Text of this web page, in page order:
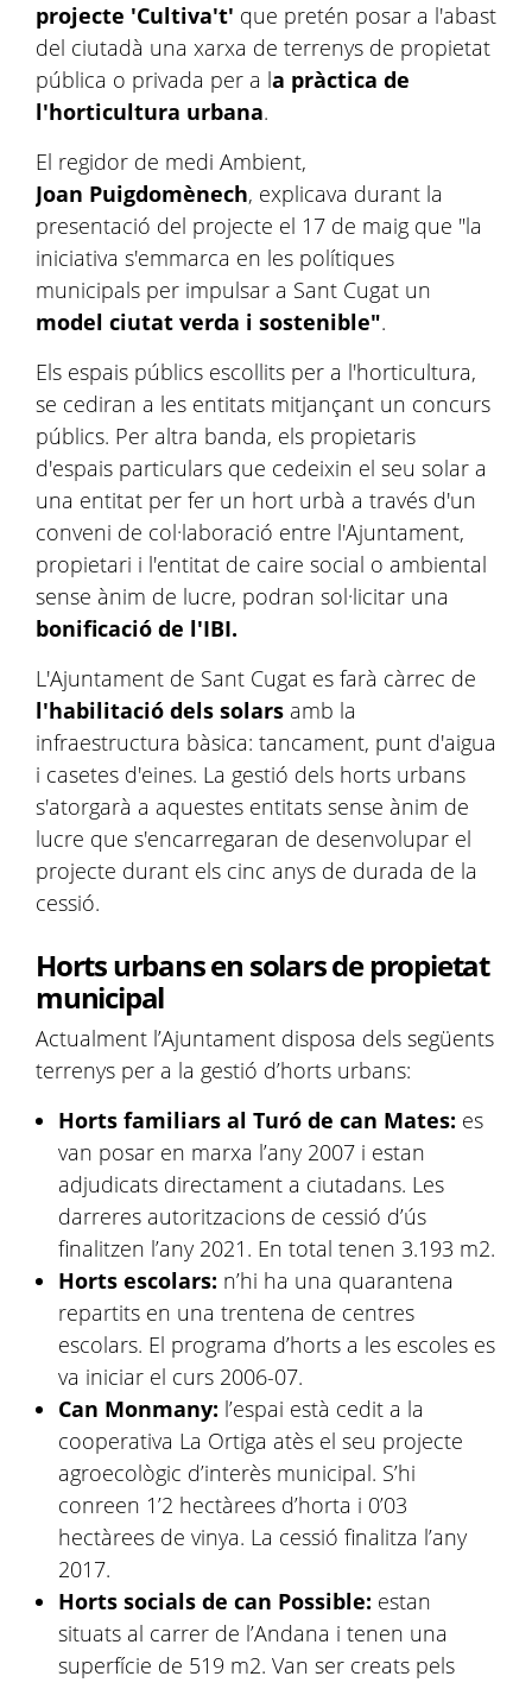
projecte 'Cultiva't' que pretén posar a l'abast
del ciutadà una xarxa de terrenys de propietat
pública o privada per a la pràctica de
l'horticultura urbana.
El regidor de medi Ambient,
Joan Puigdomènech, explicava durant la
presentació del projecte el 17 de maig que "la
iniciativa s'emmarca en les polítiques
municipals per impulsar a Sant Cugat un
model ciutat verda i sostenible".
Els espais públics escollits per a l'horticultura,
se cediran a les entitats mitjançant un concurs
públics. Per altra banda, els propietaris
d'espais particulars que cedeixin el seu solar a
una entitat per fer un hort urbà a través d'un
conveni de col·laboració entre l'Ajuntament,
propietari i l'entitat de caire social o ambiental
sense ànim de lucre, podran sol·licitar una
bonificació de l'IBI.
L'Ajuntament de Sant Cugat es farà càrrec de
l'habilitació dels solars amb la
infraestructura bàsica: tancament, punt d'aigua
i casetes d'eines. La gestió dels horts urbans
s'atorgarà a aquestes entitats sense ànim de
lucre que s'encarregaran de desenvolupar el
projecte durant els cinc anys de durada de la
cessió.
Horts urbans en solars de propietat
municipal
Actualment l’Ajuntament disposa dels següents
terrenys per a la gestió d’horts urbans:
Horts familiars al Turó de can Mates: es
van posar en marxa l’any 2007 i estan
adjudicats directament a ciutadans. Les
darreres autoritzacions de cessió d’ús
finalitzen l’any 2021. En total tenen 3.193 m2.
Horts escolars: n’hi ha una quarantena
repartits en una trentena de centres
escolars. El programa d’horts a les escoles es
va iniciar el curs 2006-07.
Can Monmany: l’espai està cedit a la
cooperativa La Ortiga atès el seu projecte
agroecològic d’interès municipal. S’hi
conreen 1’2 hectàrees d’horta i 0’03
hectàrees de vinya. La cessió finalitza l’any
2017.
Horts socials de can Possible: estan
situats al carrer de l’Andana i tenen una
superfície de 519 m2. Van ser creats pels